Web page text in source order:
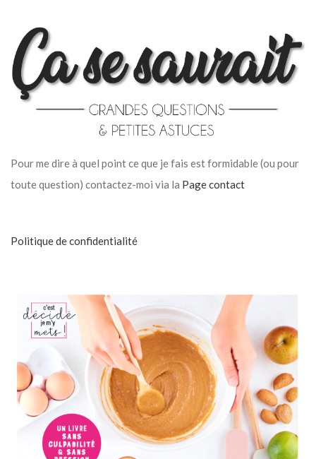
Pour me dire à quel point ce que je fais est formidable (ou pour
toute question) contactez-moi via la Page contact
Politique de confidentialité